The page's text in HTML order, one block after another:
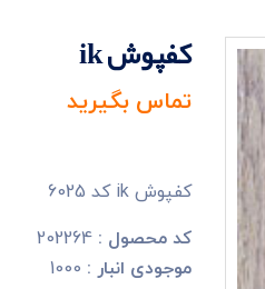
کفپوش ik
تماس بگیرید
کفپوش ik کد 6025
کد محصول : 202264
موجودی انبار : 1000